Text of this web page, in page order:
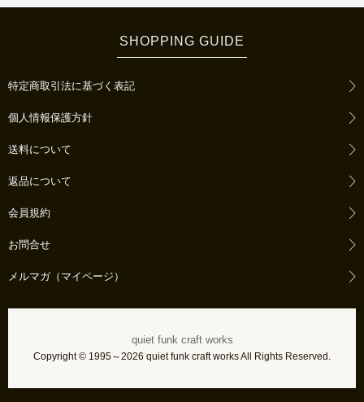
SHOPPING GUIDE
特定商取引法に基づく表記
個人情報保護方針
送料について
返品について
会員規約
お問合せ
メルマガ（マイページ）
quiet funk craft works
Copyright © 1995～2026 quiet funk craft works All Rights Reserved.